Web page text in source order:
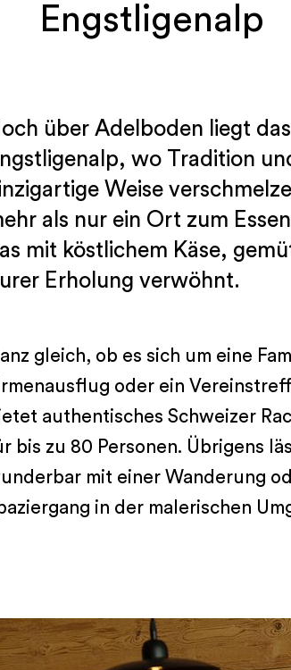
Engstligenalp
über Adelboden liegt
wo Tradition
Weise
als nur ein Ort zum
mit köstlichem Käse,
Erholung verwöhnt.
gleich, ob es sich um eine
oder ein
authentisches Schweizer
bis zu 80 Personen. Übrigens
mit einer Wanderung
in der malerischen